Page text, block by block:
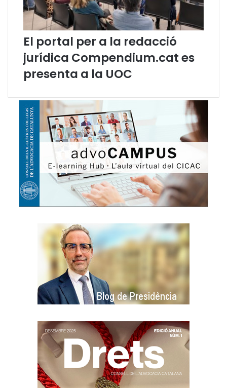
El portal per a la redacció
jurídica Compendium.cat es
presenta a la UOC